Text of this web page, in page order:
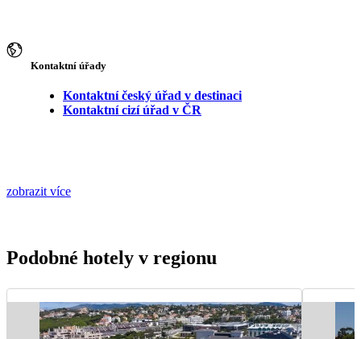
Kontaktní úřady
Kontaktní český úřad v destinaci
Kontaktní cizí úřad v ČR
zobrazit více
Podobné hotely v regionu